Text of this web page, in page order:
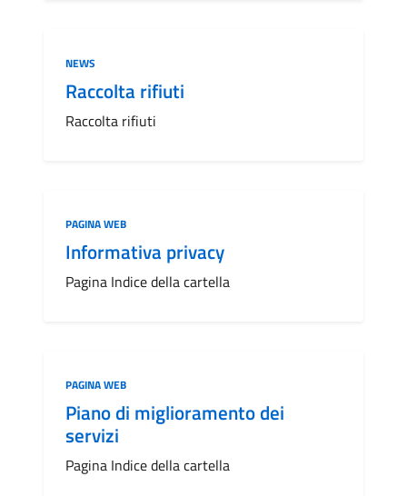
Categoria:
NEWS
Raccolta rifiuti
Raccolta rifiuti
Categoria:
PAGINA WEB
Informativa privacy
Pagina Indice della cartella
Categoria:
PAGINA WEB
Piano di miglioramento dei
servizi
Pagina Indice della cartella